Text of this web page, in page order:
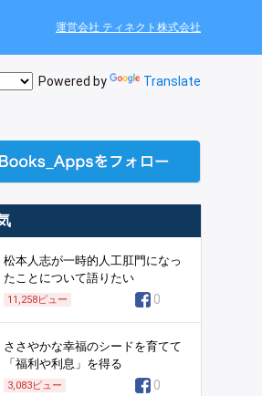
運営会社 ティネクト株式会社
Powered by Translate
松本人志が一時的人工肛門になっ
たことについて語りたい
11,258ビュー 0
ささやかな幸福のシードを育てて
「福利や利息」を得る
3,083ビュー 0